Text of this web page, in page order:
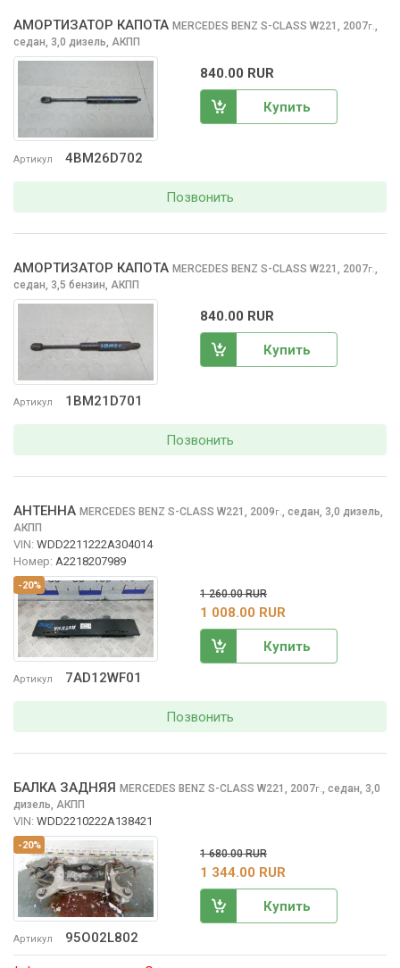
Артикул 4BM26D702
АМОРТИЗАТОР КАПОТА MERCEDES BENZ S-CLASS W221, 2007г.
седан, 3,0 дизель, АКПП
840.00 RUR
Купить
Позвонить
Артикул 1BM21D701
АМОРТИЗАТОР КАПОТА MERCEDES BENZ S-CLASS W221, 2007г.
седан, 3,5 бензин, АКПП
840.00 RUR
Купить
Позвонить
-20%
Артикул 7AD12WF01
АНТЕННА MERCEDES BENZ S-CLASS W221, 2009г. седан, 3,0 дизель,
АКПП
VIN: WDD2211222A304014
Номер: A2218207989
1 260.00 RUR
1 008.00 RUR
Купить
Позвонить
-20%
Артикул 95O02L802
БАЛКА ЗАДНЯЯ MERCEDES BENZ S-CLASS W221, 2007г., седан, 3,0
дизель, АКПП
VIN: WDD2210222A138421
1 680.00 RUR
1 344.00 RUR
Купить